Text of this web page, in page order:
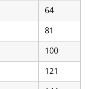
64
81
100
121